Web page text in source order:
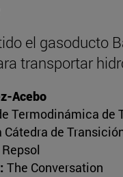
el gasoducto
transportar
Acebo
Termodinámica de
Cátedra de
The Conversation